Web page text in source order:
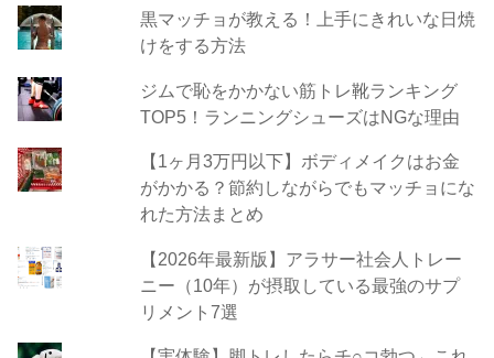
黒マッチョが教える！上手にきれいな日焼
けをする方法
ジムで恥をかかない筋トレ靴ランキング
TOP5！ランニングシューズはNGな理由
【1ヶ月3万円以下】ボディメイクはお金
がかかる？節約しながらでもマッチョにな
れた方法まとめ
【2026年最新版】アラサー社会人トレー
ニー（10年）が摂取している最強のサプ
リメント7選